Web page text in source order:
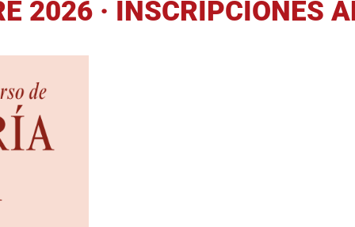
2026 · INSCRIPCIONES